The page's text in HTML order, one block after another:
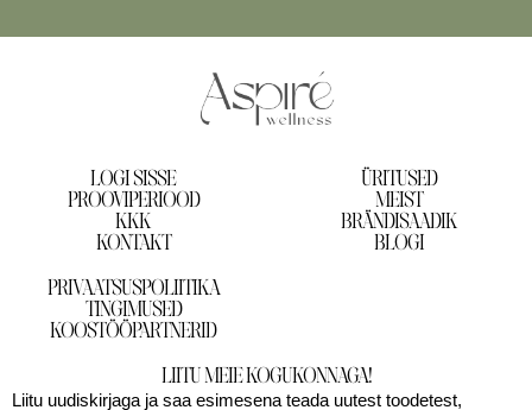
LOGI SISSE
PROOVIPERIOOD
KKK
KONTAKT
ÜRITUSED
MEIST
BRÄNDISAADIK
BLOGI
PRIVAATSUSPOLIITIKA
TINGIMUSED
KOOSTÖÖPARTNERID
LIITU MEIE KOGUKONNAGA!
Liitu uudiskirjaga ja saa esimesena teada uutest toodetest,